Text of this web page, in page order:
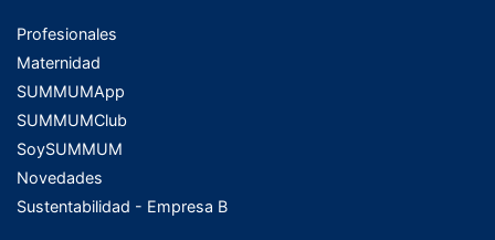
Profesionales
Maternidad
SUMMUMApp
SUMMUMClub
SoySUMMUM
Novedades
Sustentabilidad - Empresa B